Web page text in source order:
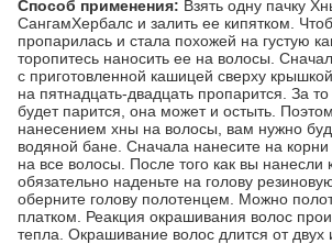
Способ применения: Взять одну пачку
СангамХербалс и залить ее кипятком.
пропарилась и стала похожей на густую
торопитесь наносить ее на волосы.
с приготовленной кашицей сверху
на пятнадцать-двадцать пропарится. За
будет парится, она может и остыть.
нанесением хны на волосы, вам нужно
водяной бане. Сначала нанесите на
на все волосы. После того как вы нанесли
обязательно наденьте на голову
оберните голову полотенцем. Можно
платком. Реакция окрашивания волос
тепла. Окрашивание волос длится от двух